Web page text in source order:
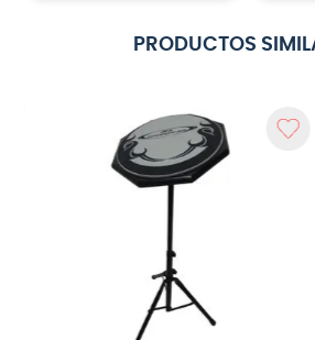
PRODUCTOS